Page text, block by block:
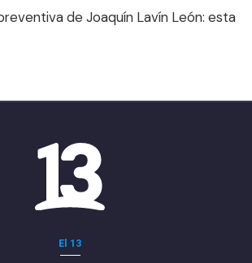
de Joaquín Lavín León: esta
El 13